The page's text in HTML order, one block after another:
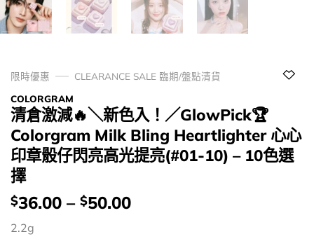
限時優惠
CLEARANCE SALE 臨期/盤點清貨
COLORGRAM
清倉激減🔥＼新色入！／GlowPick🏆
Colorgram Milk Bling Heartlighter 心心
印章骰仔閃亮高光提亮(#01-10) – 10色選
擇
價
錢：
$36.00 – $50.00
2.2g